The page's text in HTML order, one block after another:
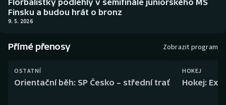
Boby a skeleton
Dostihy
AZ kvíz
Florbalistky podlehly v semifinále juniorského MS
Finsku a budou hrát o bronz
9. 5. 2026
Přímé přenosy Zobrazit program
OSTATNÍ
Orientační běh: SP Česko – střední trať
HOKEJ
Hokej: